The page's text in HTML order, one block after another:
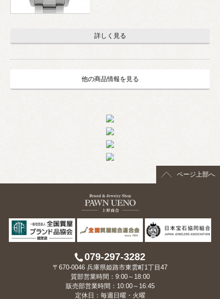
詳しく見る
他の商品情報を見る
ページ上部へ
079-297-3282
〒670-0046 兵庫県姫路市東雲町1丁目47
質部営業時間：9:00～18:00
販売部営業時間：10:00～16:45
定休日：毎週日曜・火曜